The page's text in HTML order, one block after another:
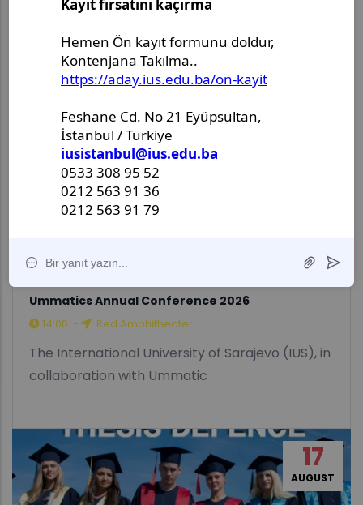
Ummatics Annual Conference 2026
14:00 - Red Amphitheater
The International University of Sarajevo (IUS), in
collaboration with Ummatic
17
AUGUST